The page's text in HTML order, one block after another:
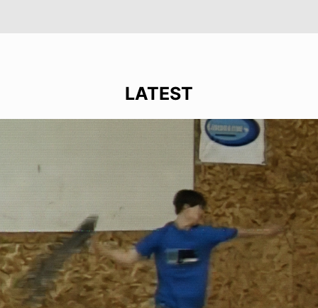
LATEST